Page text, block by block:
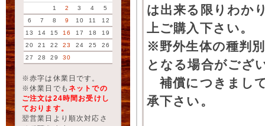
1
2 3 4
5
6
7 8 9 10 11
12
13
14 15 16 17 18
19
20
21 22 23 24 25
26
27
28 29 30
※赤字は休業日です。
※休業日でも ネットでの
ご注文は24時間お受けし
ております。
翌営業日より順次対応さ
は出来る限りわか
上ご購入下さい。
※野外生体の種判
となる場合がござ
補償につきまし
承下さい。